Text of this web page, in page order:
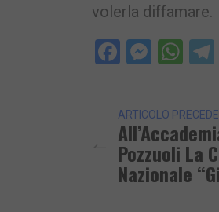
volerla diffamare.
Facebook
ARTICOLO
Pozzuoli La
Nazionale